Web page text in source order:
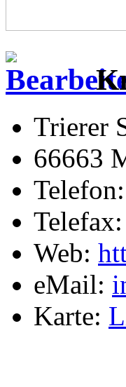
Trierer
66663
Web:
eMail:
Karte: